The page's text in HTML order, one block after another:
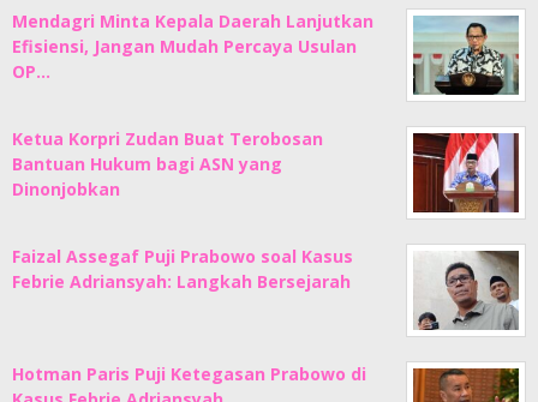
Mendagri Minta Kepala Daerah Lanjutkan
Efisiensi, Jangan Mudah Percaya Usulan
OP…
Ketua Korpri Zudan Buat Terobosan
Bantuan Hukum bagi ASN yang
Dinonjobkan
Faizal Assegaf Puji Prabowo soal Kasus
Febrie Adriansyah: Langkah Bersejarah
Hotman Paris Puji Ketegasan Prabowo di